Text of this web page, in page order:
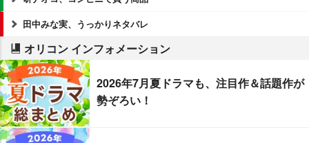
田中みな実、うっかりネタバレ
オリコン インフォメーション
2026年7月夏ドラマも、注目作＆話題作が
勢ぞろい！